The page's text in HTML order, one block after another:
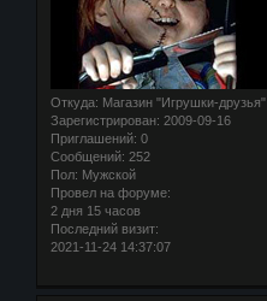
Откуда: Магазин "Игрушки-друзья"
Зарегистрирован: 2009-09-16
Приглашений: 0
Сообщений: 252
Пол: Мужской
Провел на форуме:
2 дня 15 часов
Последний визит:
2021-11-24 14:37:07